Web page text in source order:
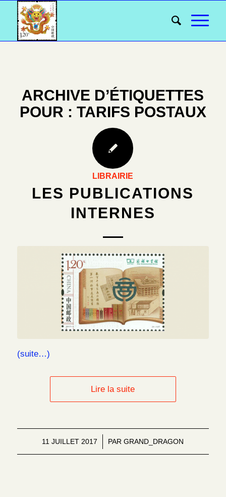
ARCHIVE D’ÉTIQUETTES
POUR : TARIFS POSTAUX
LIBRAIRIE
LES PUBLICATIONS
INTERNES
(suite…)
Lire la suite
11 JUILLET 2017
/ PARGRAND_DRAGON